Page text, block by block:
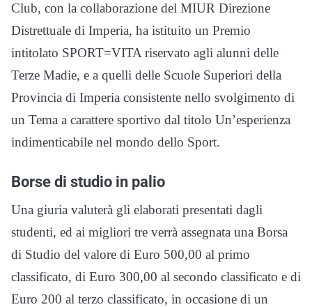
Club, con la collaborazione del MIUR Direzione
Distrettuale di Imperia, ha istituito un Premio
intitolato SPORT=VITA riservato agli alunni delle
Terze Madie, e a quelli delle Scuole Superiori della
Provincia di Imperia consistente nello svolgimento di
un Tema a carattere sportivo dal titolo Un’esperienza
indimenticabile nel mondo dello Sport.
Borse di studio in palio
Una giuria valuterà gli elaborati presentati dagli
studenti, ed ai migliori tre verrà assegnata una Borsa
di Studio del valore di Euro 500,00 al primo
classificato, di Euro 300,00 al secondo classificato e di
Euro 200 al terzo classificato, in occasione di un